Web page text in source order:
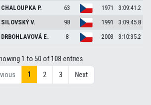
CHALOUPKA P. 63 1971
3:09:41.2
SILOVSKÝV. 98 1991
3:09:45.8
DRBOHLAVOVÁ E. 8 2003 3:10:35.2
1 to 50 of 108 entries
1 2 3 Next